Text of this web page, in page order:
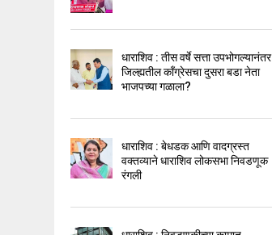
धाराशिव : तीस वर्षे सत्ता उपभोगल्यानंतर
जिल्ह्यतील कॉंग्रेसचा दुसरा बडा नेता
भाजपच्या गळाला?
धाराशिव : बेधडक आणि वादग्रस्त
वक्तव्याने धाराशिव लोकसभा निवडणूक
रंगली